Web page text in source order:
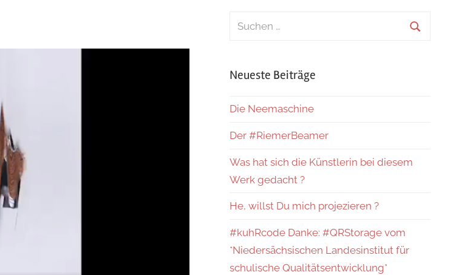
Suchen
Neueste Beiträge
Die Neemaschine
Der #RiemerBeamer
Was hat sich die Künstlerin bei diesem
Werk gedacht ?
He, willst Du mich projezieren ?
#kuhRcode Danke: #QRStorage vom
*Niedersächsischen Landesinstitut für
schulische Qualitätsentwicklung*